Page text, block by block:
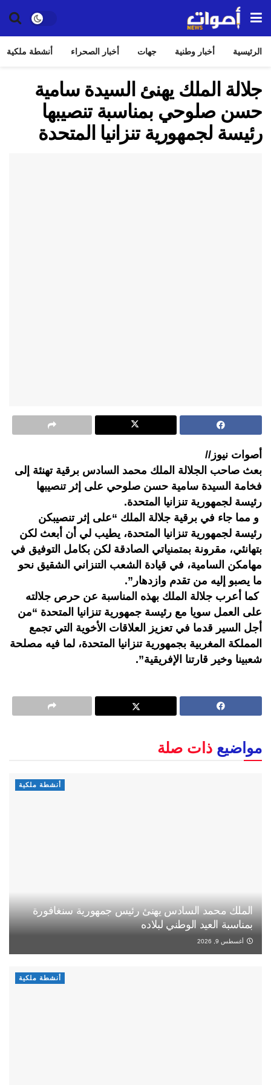
الرئيسية أخبار وطنية جهات أخبار الصحراء أنشطة ملكية
جلالة الملك يهنئ السيدة سامية
حسن صلوحي بمناسبة تنصيبها
رئيسة لجمهورية تنزانيا المتحدة
أصوات نيوز//
بعث صاحب الجلالة الملك محمد السادس برقية تهنئة إلى
فخامة السيدة سامية حسن صلوحي على إثر تنصيبها
رئيسة لجمهورية تنزانيا المتحدة.
و مما جاء في برقية جلالة الملك “على إثر تنصيبكن
رئيسة لجمهورية تنزانيا المتحدة، يطيب لي أن أبعث لكن
بتهانئي، مقرونة بمتمنياتي الصادقة لكن بكامل التوفيق في
مهامكن السامية، في قيادة الشعب التنزاني الشقيق نحو
ما يصبو إليه من تقدم وازدهار”.
كما أعرب جلالة الملك بهذه المناسبة عن حرص جلالته
على العمل سويا مع رئيسة جمهورية تنزانيا المتحدة “من
أجل السير قدما في تعزيز العلاقات الأخوية التي تجمع
المملكة المغربية بجمهورية تنزانيا المتحدة، لما فيه مصلحة
شعبينا وخير قارتنا الإفريقية”.
مواضيع ذات صلة
أنشطة ملكية
الملك محمد السادس يهنئ رئيس جمهورية سنغافورة
بمناسبة العيد الوطني لبلاده
أغسطس 9, 2026
أنشطة ملكية